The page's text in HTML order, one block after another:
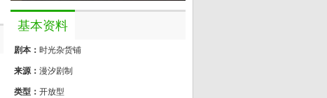
基本资料
剧本： 时光杂货铺
来源： 漫汐剧制
类型： 开放型